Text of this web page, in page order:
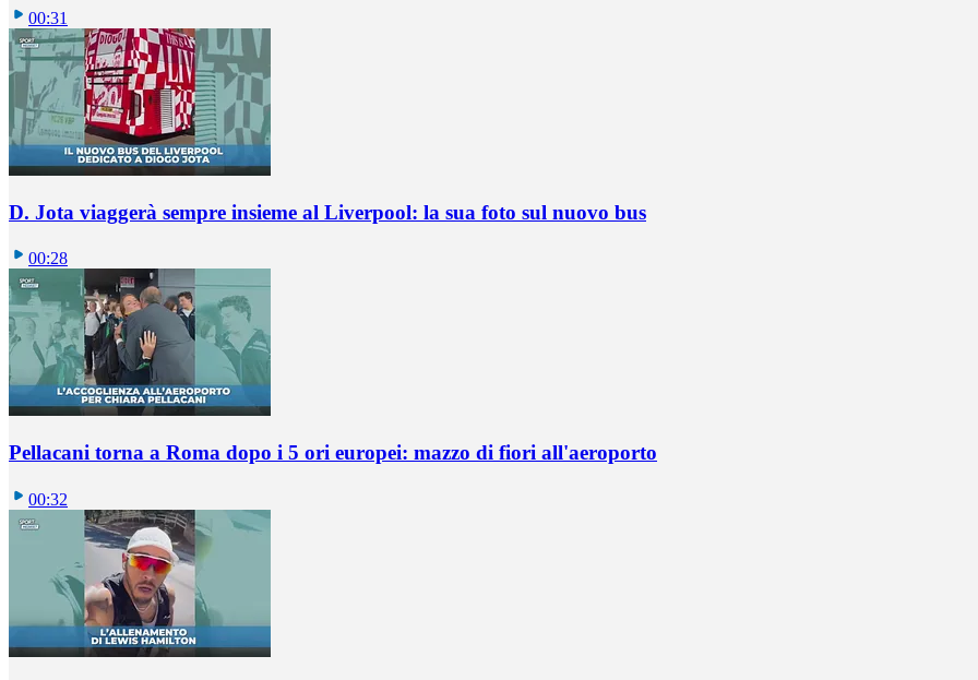
00:31
D. Jota viaggerà sempre insieme al Liverpool: la sua foto sul nuovo bus
00:28
Pellacani torna a Roma dopo i 5 ori europei: mazzo di fiori all'aeroporto
00:32